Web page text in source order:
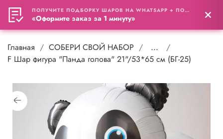
0
Главная СОБЕРИ СВОЙ НАБОР
...
F Шар фигура "Панда голова" 21"/53*65 см (БГ-25)
ПОЛУЧИТЕ ПОДБОРКУ ШАРОВ НА WHATSAPP + ПОДАРОК
«Оформите заказ за 1 минуту»